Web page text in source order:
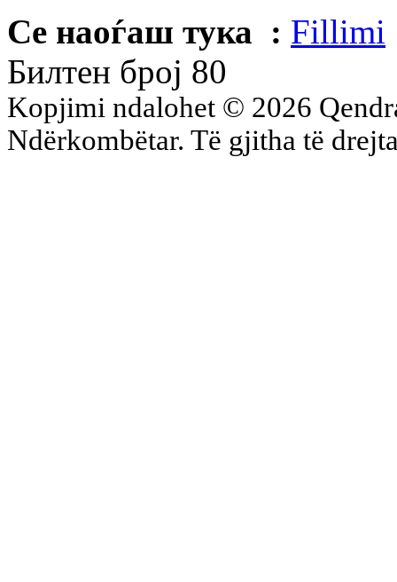
Се наоѓаш тука : Fillimi
Билтен број 80
Kopjimi ndalohet © 2026
Ndërkombëtar. Të gjitha të